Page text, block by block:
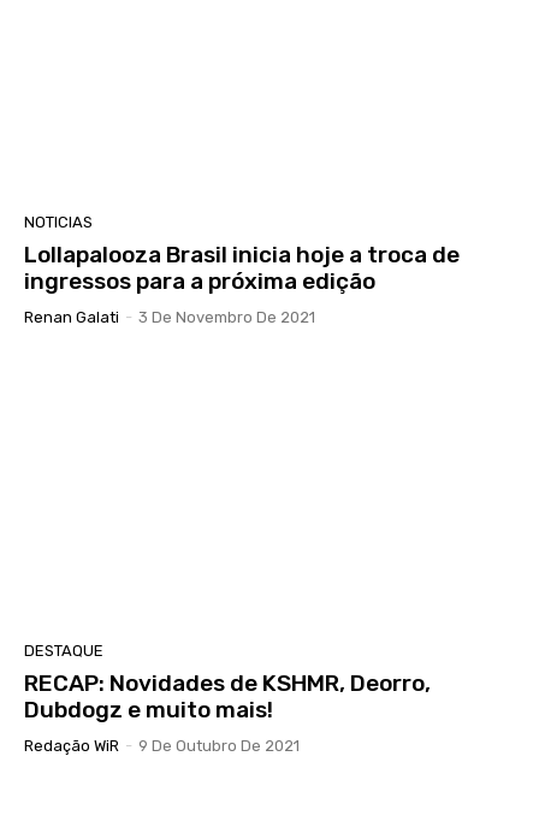
NOTICIAS
Lollapalooza Brasil inicia hoje a troca de
ingressos para a próxima edição
Renan Galati - 3 De Novembro De 2021
DESTAQUE
RECAP: Novidades de KSHMR, Deorro,
Dubdogz e muito mais!
Redação WiR - 9 De Outubro De 2021